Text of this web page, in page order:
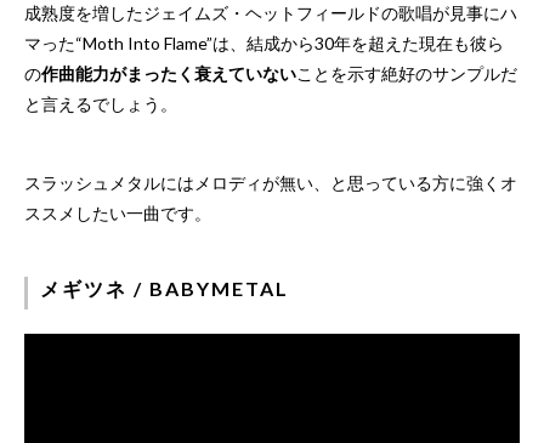
成熟度を増したジェイムズ・ヘットフィールドの歌唱が見事にハ
マった“Moth Into Flame”は、結成から30年を超えた現在も彼ら
の作曲能力がまったく衰えていないことを示す絶好のサンプルだ
と言えるでしょう。
スラッシュメタルにはメロディが無い、と思っている方に強くオ
ススメしたい一曲です。
メギツネ / BABYMETAL